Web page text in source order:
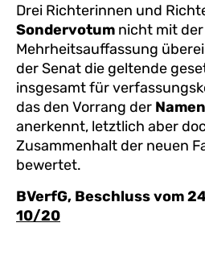
Drei Richterinnen und
Sondervotum nicht mit der
Mehrheitsauffassung
der Senat die geltende
insgesamt für
das den Vorrang der
anerkennt, letztlich aber
Zusammenhalt der neuen
bewertet.
BVerfG, Beschluss vom
10/20